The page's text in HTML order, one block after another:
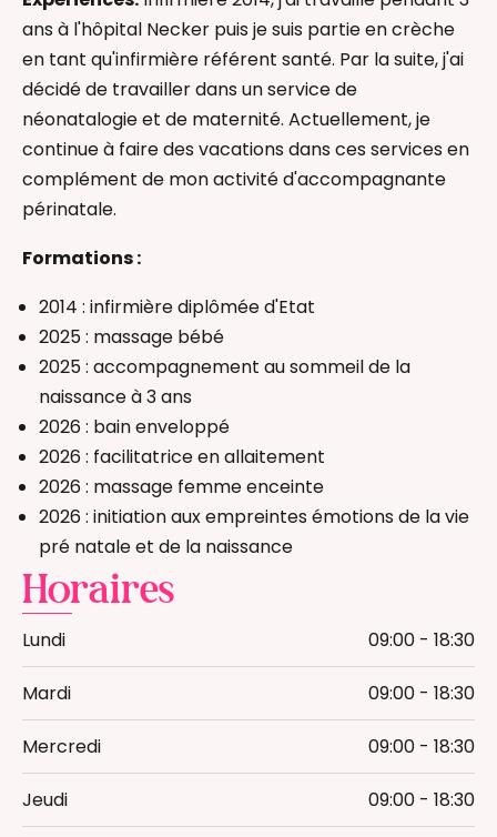
Bain Enveloppé
Massage bébé
Massage femme enceinte
Pleurs de bébé
Accompagnant(e) périnatal(e)
ans à l'hôpital Necker puis je suis partie en crèche
en tant qu'infirmière référent santé. Par la suite, j'ai
décidé de travailler dans un service de
néonatalogie et de maternité. Actuellement, je
continue à faire des vacations dans ces services en
complément de mon activité d'accompagnante
périnatale.
Formations :
2014 : infirmière diplômée d'Etat
2025 : massage bébé
2025 : accompagnement au sommeil de la
naissance à 3 ans
2026 : bain enveloppé
2026 : facilitatrice en allaitement
2026 : massage femme enceinte
2026 : initiation aux empreintes émotions de la vie
pré natale et de la naissance
Horaires
Lundi 09:00 - 18:30
Mardi 09:00 - 18:30
Mercredi 09:00 - 18:30
Jeudi 09:00 - 18:30